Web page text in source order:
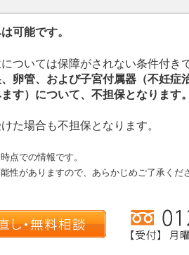
可能です。
ついては保障がされない条件付き
卵管、および子宮付属器（不妊症
す）について、不担保となります。
た場合も不担保となります。
点での情報です。
性がありますので、あらかじめご了承くだ